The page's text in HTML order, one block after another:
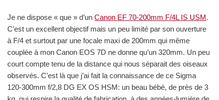
Je ne dispose « que » d’un Canon EF 70-200mm F/4L IS USM.
C’est un excellent objectif mais un peu limité par son ouverture
à F/4 et surtout par une focale maxi de 200mm qui même
couplée à mon Canon EOS 7D ne donne qu’un 320mm. Un peu
court compte tenu de la distance qui nous séparait des oiseaux
observés. C’est là que j’ai fait la connaissance de ce Sigma
120-300mm f/2,8 DG EX OS HSM: un beau bébé, de près de 3